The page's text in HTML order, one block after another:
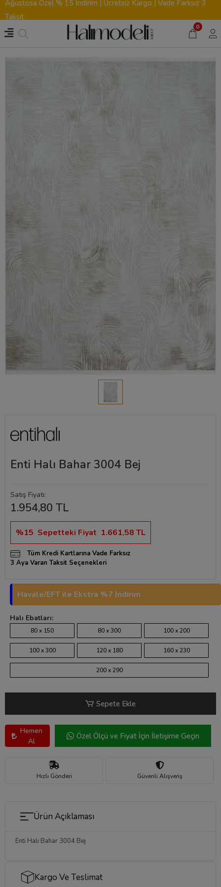
Ağustosa Özel % 15 İndirim | Ücretsiz Kargo | Vade Farksız 3
Taksit
0
Enti Halı Bahar 3004 Bej
Satış Fiyatı:
1.954,80 TL
%15 Sepetteki Fiyat 1.661,58 TL
Tüm Kredi Kartlarına Vade Farksız
3 Aya Varan Taksit Seçenekleri
Havale/EFT ile Ekstra %7 İndirim
Halı Ebatları:
80 x 150 80 x 300 100 x 200
100 x 300 120 x 180 160 x 230
200 x 290
Sepete Ekle
Hemen
Al
Özel Ölçü ve Fiyat İçin İletişime Geçin
Hızlı Gönderi Güvenli Alışveriş
Ürün Açıklaması
Enti Halı Bahar 3004 Bej
Kargo Ve Teslimat